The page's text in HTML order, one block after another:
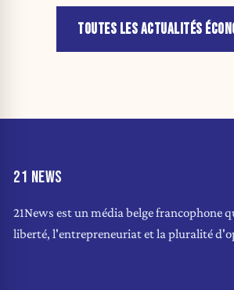
TOUTES LES ACTUALITÉS
21 NEWS
21News est un média belge francophone
liberté, l'entrepreneuriat et la pluralité